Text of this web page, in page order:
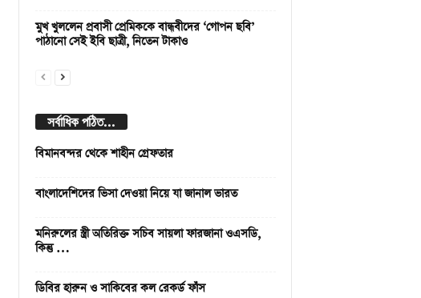
মুখ খুললেন প্রবাসী প্রেমিককে বান্ধবীদের ‘গোপন ছবি’
পাঠানো সেই ইবি ছাত্রী, নিতেন টাকাও
সর্বাধিক পঠিত...
বিমানবন্দর থেকে শাহীন গ্রেফতার
বাংলাদেশিদের ভিসা দেওয়া নিয়ে যা জানাল ভারত
মনিরুলের স্ত্রী অতিরিক্ত সচিব সায়লা ফারজানা ওএসডি,
কিন্তু …
ডিবির হারুন ও সাকিবের কল রেকর্ড ফাঁস